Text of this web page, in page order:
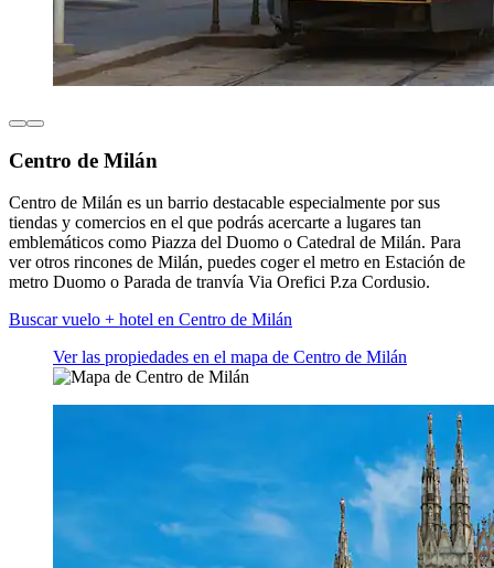
Centro de Milán
Centro de Milán es un barrio destacable especialmente por sus
tiendas y comercios en el que podrás acercarte a lugares tan
emblemáticos como Piazza del Duomo o Catedral de Milán. Para
ver otros rincones de Milán, puedes coger el metro en Estación de
metro Duomo o Parada de tranvía Via Orefici P.za Cordusio.
Buscar vuelo + hotel en Centro de Milán
Ver las propiedades en el mapa de Centro de Milán